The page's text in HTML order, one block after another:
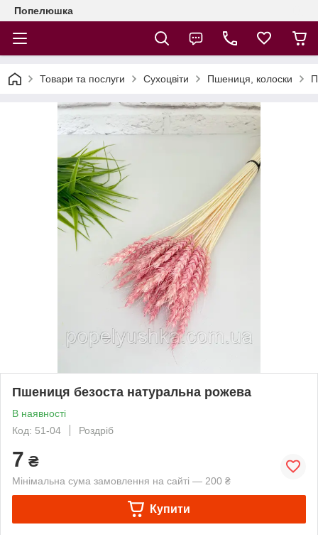
Попелюшка
Товари та послуги Сухоцвіти Пшениця, колоски
Пшениця безоста натуральна рожева
В наявності
Код: 51-04
Роздріб
7 ₴
Мінімальна сума замовлення на сайті — 200 ₴
Купити